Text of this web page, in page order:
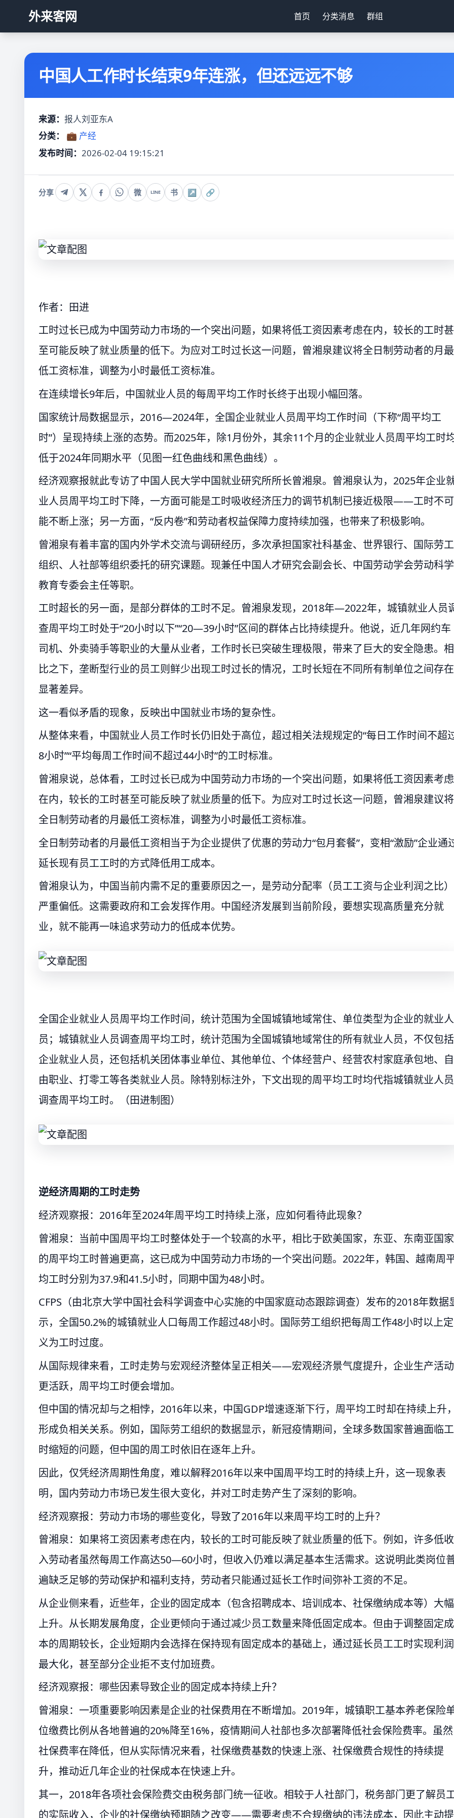
外来客网 首页 分类消息 群组
中国人工作时长结束9年连涨，但还远远不够
来源： 报人刘亚东A
分类：
💼 产经
发布时间： 2026-02-04 19:15:21
分享 微 LINE 书 ↗ 🔗
作者：田进
工时过长已成为中国劳动力市场的一个突出问题，如果将低工资因素考虑在内，较长的工时甚
至可能反映了就业质量的低下。为应对工时过长这一问题，曾湘泉建议将全日制劳动者的月最
低工资标准，调整为小时最低工资标准。
在连续增长9年后，中国就业人员的每周平均工作时长终于出现小幅回落。
国家统计局数据显示，2016—2024年，全国企业就业人员周平均工作时间（下称“周平均工
时”）呈现持续上涨的态势。而2025年，除1月份外，其余11个月的企业就业人员周平均工时
低于2024年同期水平（见图一红色曲线和黑色曲线）。
经济观察报就此专访了中国人民大学中国就业研究所所长曾湘泉。曾湘泉认为，2025年企业
业人员周平均工时下降，一方面可能是工时吸收经济压力的调节机制已接近极限——工时不可
能不断上涨；另一方面，“反内卷”和劳动者权益保障力度持续加强，也带来了积极影响。
曾湘泉有着丰富的国内外学术交流与调研经历，多次承担国家社科基金、世界银行、国际劳工
组织、人社部等组织委托的研究课题。现兼任中国人才研究会副会长、中国劳动学会劳动科学
教育专委会主任等职。
工时超长的另一面，是部分群体的工时不足。曾湘泉发现，2018年—2022年，城镇就业人员
查周平均工时处于“20小时以下”“20—39小时”区间的群体占比持续提升。他说，近几年网约车
司机、外卖骑手等职业的大量从业者，工作时长已突破生理极限，带来了巨大的安全隐患。相
比之下，垄断型行业的员工则鲜少出现工时过长的情况，工时长短在不同所有制单位之间存在
显著差异。
这一看似矛盾的现象，反映出中国就业市场的复杂性。
从整体来看，中国就业人员工作时长仍旧处于高位，超过相关法规规定的“每日工作时间不超
8小时”“平均每周工作时间不超过44小时”的工时标准。
曾湘泉说，总体看，工时过长已成为中国劳动力市场的一个突出问题，如果将低工资因素考虑
在内，较长的工时甚至可能反映了就业质量的低下。为应对工时过长这一问题，曾湘泉建议将
全日制劳动者的月最低工资标准，调整为小时最低工资标准。
全日制劳动者的月最低工资相当于为企业提供了优惠的劳动力“包月套餐”，变相“激励”企业通
延长现有员工工时的方式降低用工成本。
曾湘泉认为，中国当前内需不足的重要原因之一，是劳动分配率（员工工资与企业利润之比）
严重偏低。这需要政府和工会发挥作用。中国经济发展到当前阶段，要想实现高质量充分就
业，就不能再一味追求劳动力的低成本优势。
全国企业就业人员周平均工作时间，统计范围为全国城镇地域常住、单位类型为企业的就业人
员；城镇就业人员调查周平均工时，统计范围为全国城镇地域常住的所有就业人员，不仅包括
企业就业人员，还包括机关团体事业单位、其他单位、个体经营户、经营农村家庭承包地、自
由职业、打零工等各类就业人员。除特别标注外，下文出现的周平均工时均代指城镇就业人员
调查周平均工时。（田进制图）
逆经济周期的工时走势
经济观察报：2016年至2024年周平均工时持续上涨，应如何看待此现象？
曾湘泉：当前中国周平均工时整体处于一个较高的水平，相比于欧美国家，东亚、东南亚国家
的周平均工时普遍更高，这已成为中国劳动力市场的一个突出问题。2022年，韩国、越南周
均工时分别为37.9和41.5小时，同期中国为48小时。
CFPS（由北京大学中国社会科学调查中心实施的中国家庭动态跟踪调查）发布的2018年数据
示，全国50.2%的城镇就业人口每周工作超过48小时。国际劳工组织把每周工作48小时以上定
义为工时过度。
从国际规律来看，工时走势与宏观经济整体呈正相关——宏观经济景气度提升，企业生产活动
更活跃，周平均工时便会增加。
但中国的情况却与之相悖，2016年以来，中国GDP增速逐渐下行，周平均工时却在持续上升
形成负相关关系。例如，国际劳工组织的数据显示，新冠疫情期间，全球多数国家普遍面临工
时缩短的问题，但中国的周工时依旧在逐年上升。
因此，仅凭经济周期性角度，难以解释2016年以来中国周平均工时的持续上升，这一现象表
明，国内劳动力市场已发生很大变化，并对工时走势产生了深刻的影响。
经济观察报：劳动力市场的哪些变化，导致了2016年以来周平均工时的上升？
曾湘泉：如果将工资因素考虑在内，较长的工时可能反映了就业质量的低下。例如，许多低收
入劳动者虽然每周工作高达50—60小时，但收入仍难以满足基本生活需求。这说明此类岗位
遍缺乏足够的劳动保护和福利支持，劳动者只能通过延长工作时间弥补工资的不足。
从企业侧来看，近些年，企业的固定成本（包含招聘成本、培训成本、社保缴纳成本等）大幅
上升。从长期发展角度，企业更倾向于通过减少员工数量来降低固定成本。但由于调整固定成
本的周期较长，企业短期内会选择在保持现有固定成本的基础上，通过延长员工工时实现利润
最大化，甚至部分企业拒不支付加班费。
经济观察报：哪些因素导致企业的固定成本持续上升？
曾湘泉：一项重要影响因素是企业的社保费用在不断增加。2019年，城镇职工基本养老保险
位缴费比例从各地普遍的20%降至16%，疫情期间人社部也多次部署降低社会保险费率。虽然
社保费率在降低，但从实际情况来看，社保缴费基数的快速上涨、社保缴费合规性的持续提
升，推动近几年企业的社保成本在快速上升。
其一，2018年各项社会保险费交由税务部门统一征收。相较于人社部门，税务部门更了解员
的实际收入，企业的社保缴纳预期随之改变——需要考虑不合规缴纳的违法成本，因此主动提